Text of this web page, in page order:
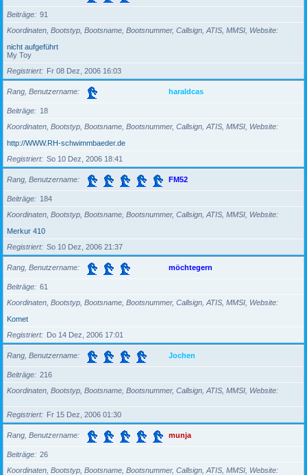
Beiträge
91
Koordinaten, Bootstyp, Bootsname, Bootsnummer, Callsign, ATIS, MMSI, Website
nicht aufgeführt
My Toy
Registriert
Fr 08 Dez, 2006 16:03
Rang, Benutzername haraldcas
Beiträge
18
Koordinaten, Bootstyp, Bootsname, Bootsnummer, Callsign, ATIS, MMSI, Website
http://WWW.RH-schwimmbaeder.de
Registriert
So 10 Dez, 2006 18:41
Rang, Benutzername FM52
Beiträge
184
Koordinaten, Bootstyp, Bootsname, Bootsnummer, Callsign, ATIS, MMSI, Website
Merkur 410
Registriert
So 10 Dez, 2006 21:37
Rang, Benutzername möchtegern
Beiträge
61
Koordinaten, Bootstyp, Bootsname, Bootsnummer, Callsign, ATIS, MMSI, Website
Komet
Registriert
Do 14 Dez, 2006 17:01
Rang, Benutzername Jochen
Beiträge
216
Koordinaten, Bootstyp, Bootsname, Bootsnummer, Callsign, ATIS, MMSI, Website
Registriert Fr 15 Dez, 2006 01:30
Rang, Benutzername munja
Beiträge
26
Koordinaten, Bootstyp, Bootsname, Bootsnummer, Callsign, ATIS, MMSI, Website